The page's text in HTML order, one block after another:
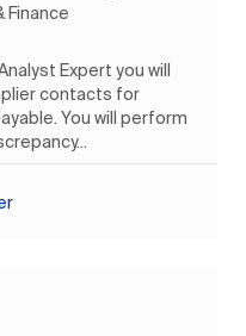
Finance
Expert you will
contacts for
You will perform